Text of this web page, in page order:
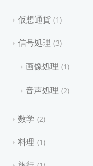
仮想通貨 1
信号処理 3
画像処理 1
音声処理 2
数学 2
料理 1